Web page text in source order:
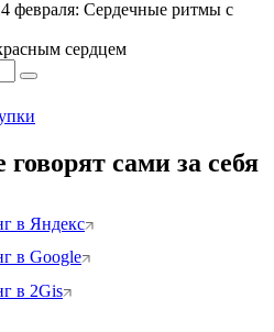
сердцем
сами за себя
в Яндекс
в Google
в 2Gis